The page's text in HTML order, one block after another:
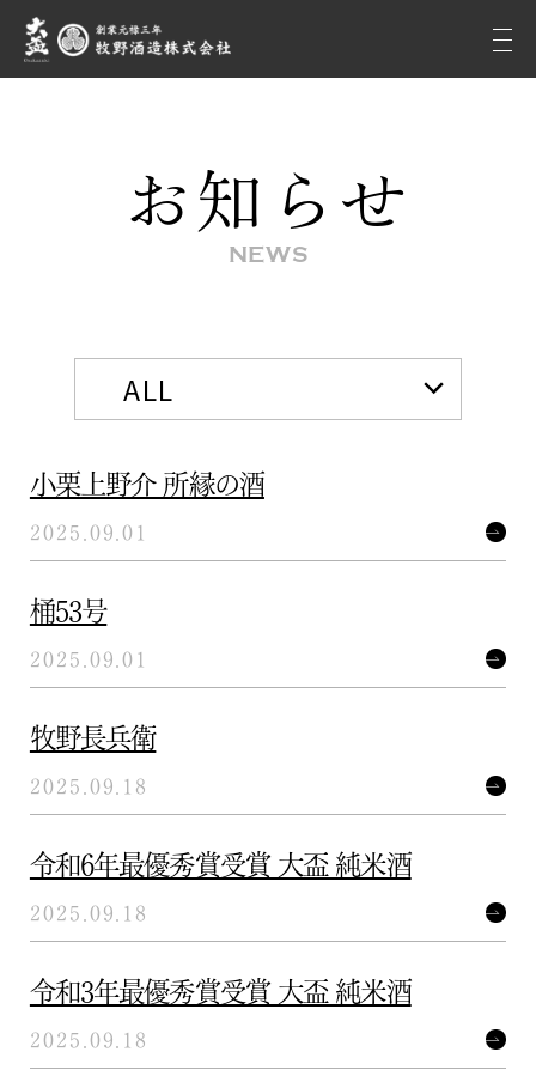
お知らせ
NEWS
小栗上野介 所縁の酒
2025.09.01
桶53号
2025.09.01
牧野長兵衛
2025.09.18
令和6年最優秀賞受賞 大盃 純米酒
2025.09.18
令和3年最優秀賞受賞 大盃 純米酒
2025.09.18